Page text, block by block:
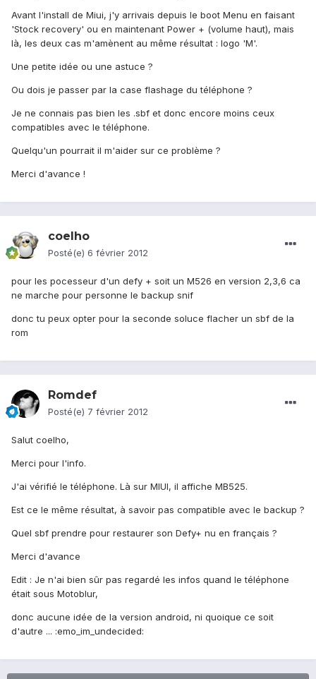
Avant l'install de Miui, j'y arrivais depuis le boot Menu en faisant
'Stock recovery' ou en maintenant Power + (volume haut), mais
là, les deux cas m'amènent au même résultat : logo 'M'.
Une petite idée ou une astuce ?
Ou dois je passer par la case flashage du téléphone ?
Je ne connais pas bien les .sbf et donc encore moins ceux
compatibles avec le téléphone.
Quelqu'un pourrait il m'aider sur ce problème ?
Merci d'avance !
coelho
Posté(e) 6 février 2012
pour les pocesseur d'un defy + soit un M526 en version 2,3,6 ca
ne marche pour personne le backup snif
donc tu peux opter pour la seconde soluce flacher un sbf de la
rom
Romdef
Posté(e) 7 février 2012
Salut coelho,
Merci pour l'info.
J'ai vérifié le téléphone. Là sur MIUI, il affiche MB525.
Est ce le même résultat, à savoir pas compatible avec le backup ?
Quel sbf prendre pour restaurer son Defy+ nu en français ?
Merci d'avance
Edit : Je n'ai bien sûr pas regardé les infos quand le téléphone
était sous Motoblur,
donc aucune idée de la version android, ni quoique ce soit
d'autre ... :emo_im_undecided: